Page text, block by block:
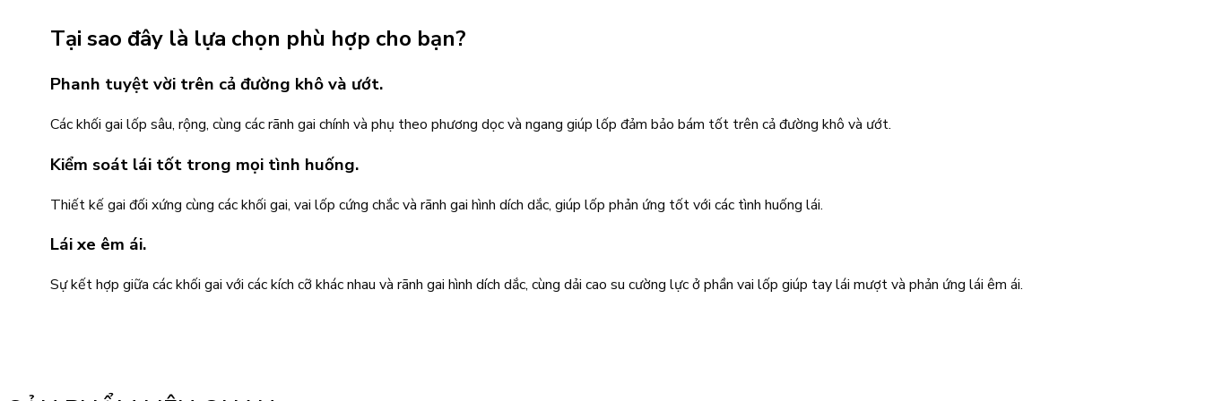
Tại sao đây là lựa chọn phù hợp cho bạn?
Phanh tuyệt vời trên cả đường khô và ướt.
Các khối gai lốp sâu, rộng, cùng các rãnh gai chính và phụ theo phương dọc và ngang giúp lốp đảm bảo bám tốt trên cả đường khô và ướt.
Kiểm soát lái tốt trong mọi tình huống.
Thiết kế gai đối xứng cùng các khối gai, vai lốp cứng chắc và rãnh gai hình dích dắc, giúp lốp phản ứng tốt với các tình huống lái.
Lái xe êm ái.
Sự kết hợp giữa các khối gai với các kích cỡ khác nhau và rãnh gai hình dích dắc, cùng dải cao su cường lực ở phần vai lốp giúp tay lái mượt và phản ứng lái êm ái.